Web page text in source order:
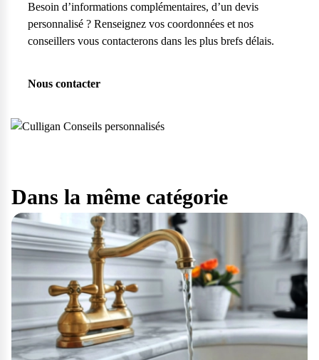
Besoin d’informations complémentaires, d’un devis
personnalisé ? Renseignez vos coordonnées et nos
conseillers vous contacterons dans les plus brefs délais.
Nous contacter
Dans la même catégorie